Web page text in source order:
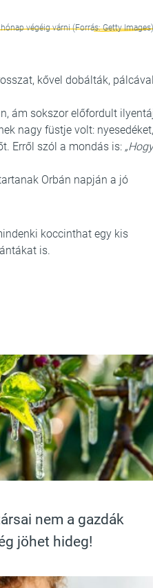
végéig várni (Forrás: Getty Images)
kővel dobálták, pálcával
ám sokszor előfordult
nagy füstje volt: nyesedéket,
Erről szól a mondás is:
Orbán napján a jó
koccinthat egy kis
is.
nem a gazdák
jöhet hideg!